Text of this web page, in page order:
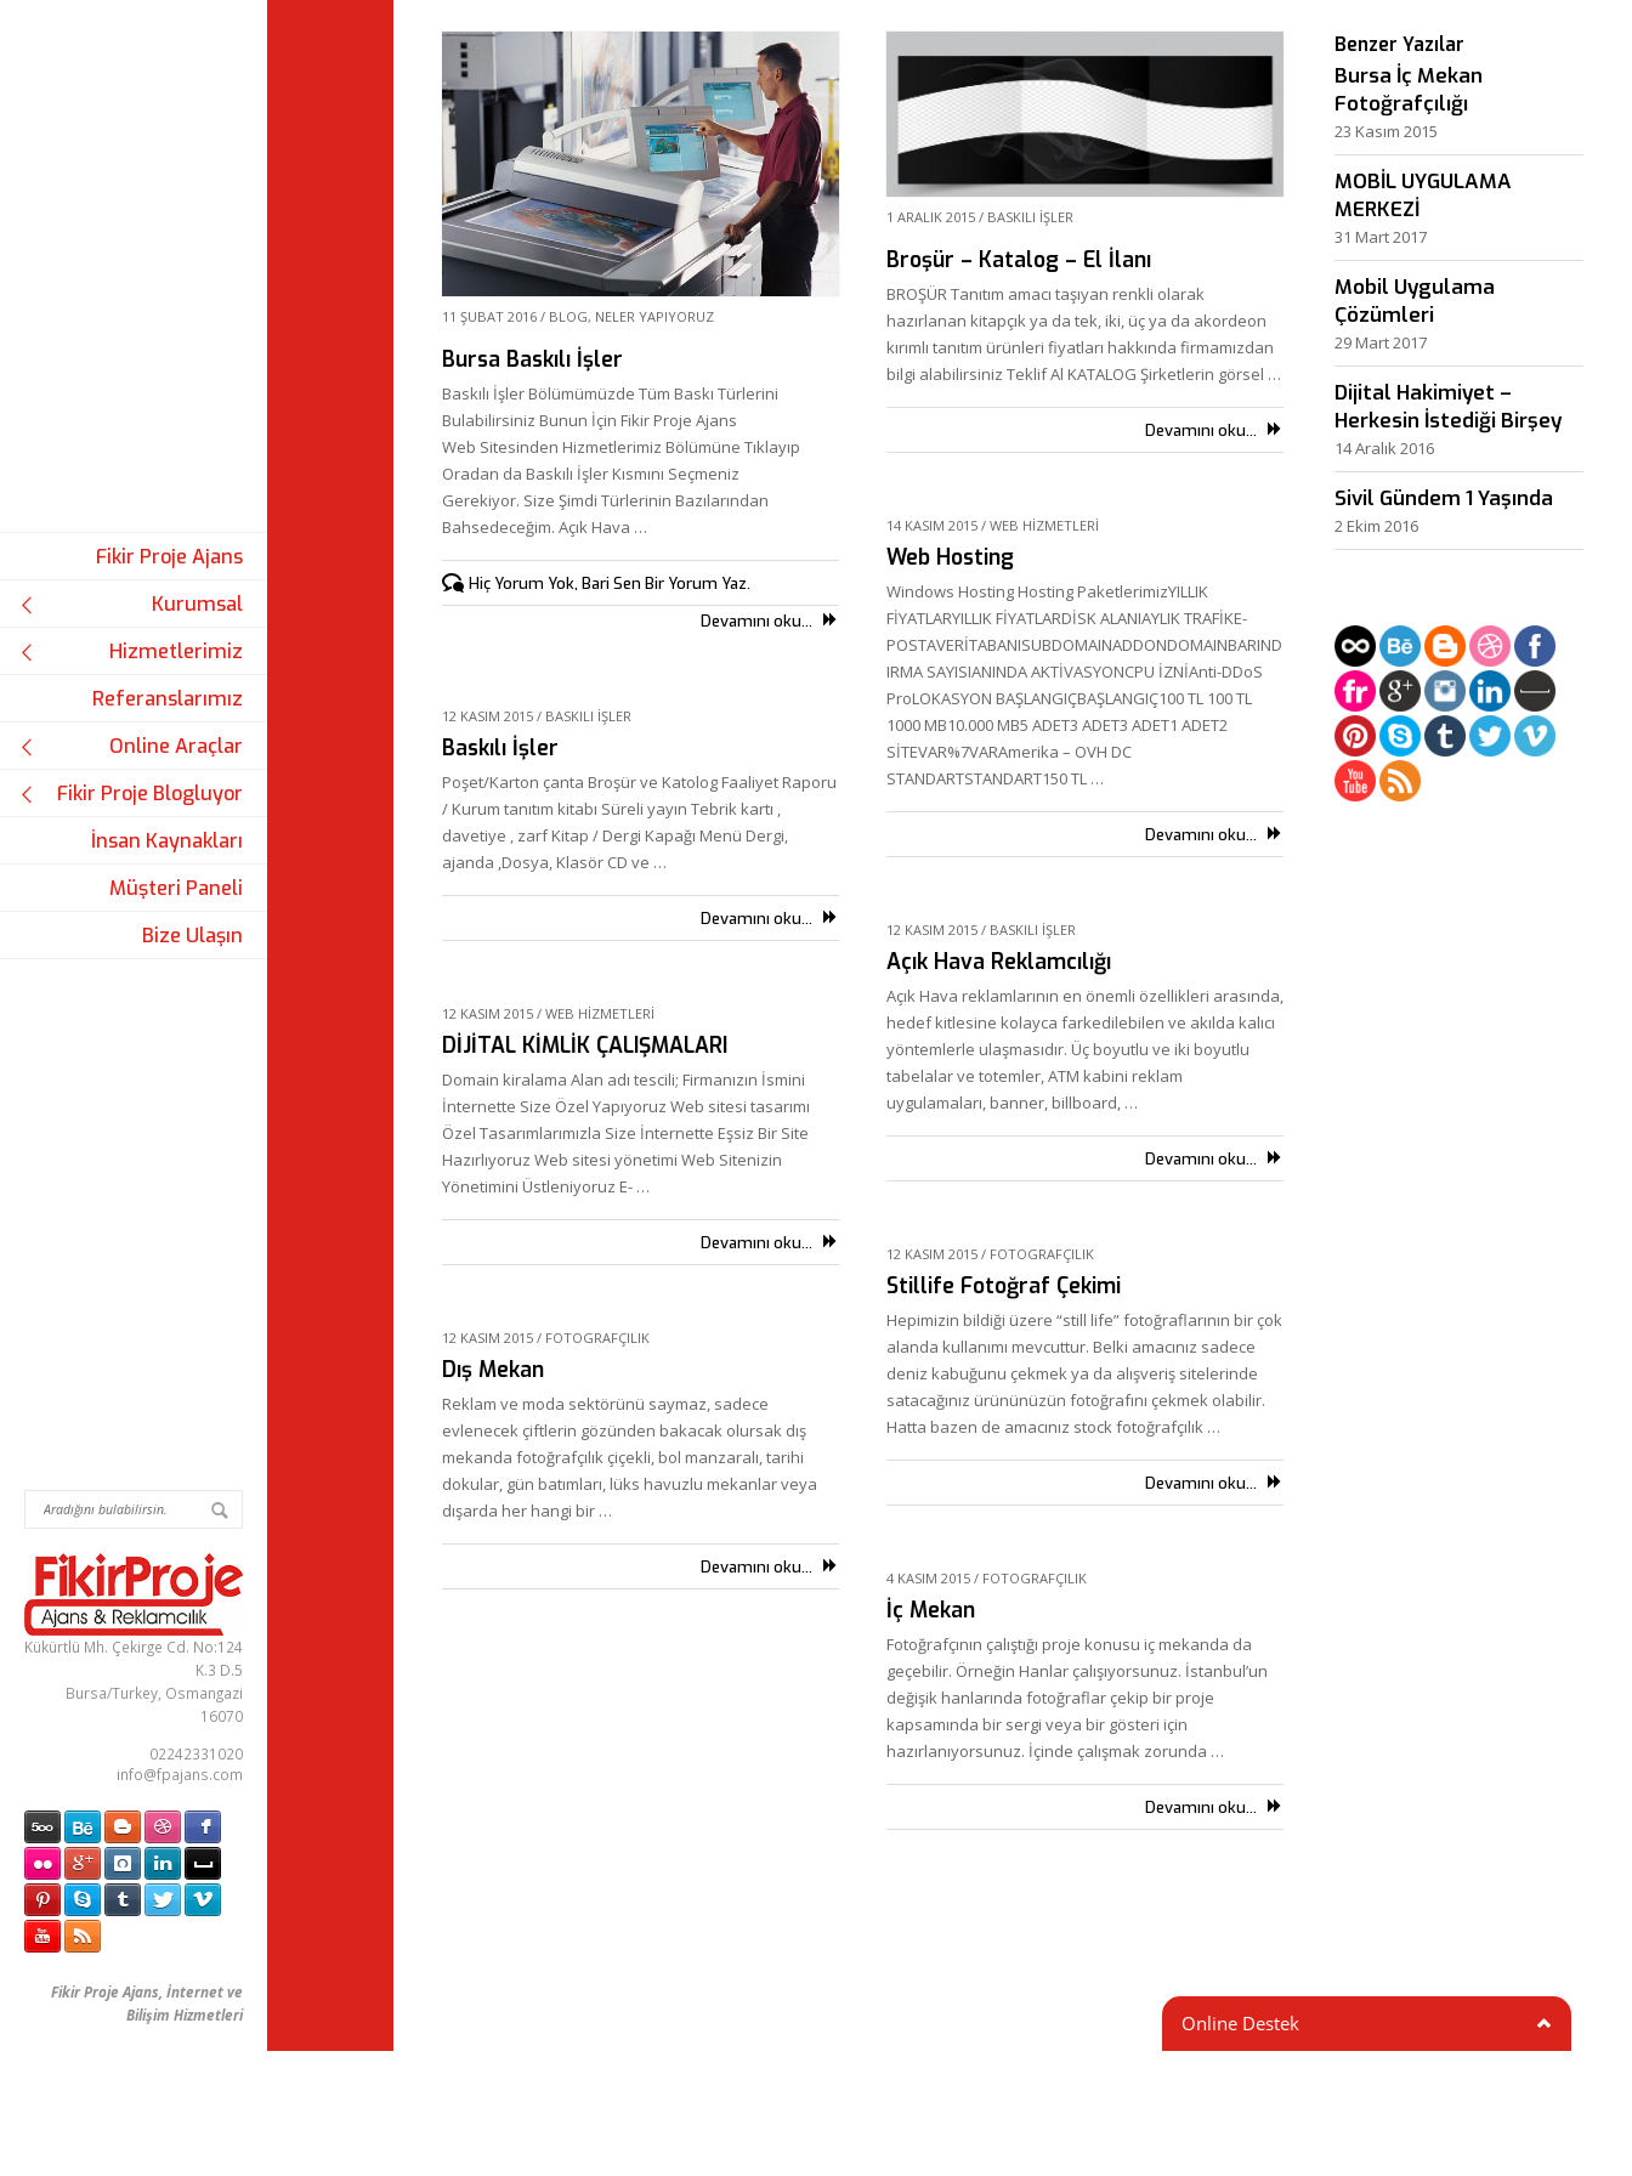
Fikir Proje Ajans
Kurumsal
Hizmetlerimiz
Referanslarımız
Online Araçlar
Fikir Proje Blogluyor
İnsan Kaynakları
Müşteri Paneli
Bize Ulaşın
Kükürtlü Mh. Çekirge Cd. No:124
K.3 D.5
Bursa/Turkey, Osmangazi
16070
02242331020
info@fpajans.com
Fikir Proje Ajans, İnternet ve
Bilişim Hizmetleri
11 ŞUBAT 2016 / BLOG, NELER YAPIYORUZ
Bursa Baskılı İşler
Baskılı İşler Bölümümüzde Tüm Baskı Türlerini
Bulabilirsiniz Bunun İçin Fikir Proje Ajans
Web Sitesinden Hizmetlerimiz Bölümüne Tıklayıp
Oradan da Baskılı İşler Kısmını Seçmeniz
Gerekiyor. Size Şimdi Türlerinin Bazılarından
Bahsedeceğim. Açık Hava …
Hiç Yorum Yok, Bari Sen Bir Yorum Yaz.
Devamını oku...
1 ARALIK 2015 / BASKILI İŞLER
Broşür – Katalog – El İlanı
BROŞÜR Tanıtım amacı taşıyan renkli olarak
hazırlanan kitapçık ya da tek, iki, üç ya da akordeon
kırımlı tanıtım ürünleri fiyatları hakkında firmamızdan
bilgi alabilirsiniz Teklif Al KATALOG Şirketlerin görsel …
Devamını oku...
14 KASIM 2015 / WEB HIZMETLERI
Web Hosting
Windows Hosting Hosting PaketlerimizYILLIK
FİYATLARYILLIK FİYATLARDİSK ALANIAYLIK TRAFİKE-
POSTAVERİTABANISUBDOMAINADDONDOMAINBARIND
IRMA SAYISIANINDA AKTİVASYONCPU İZNİAnti-DDoS
ProLOKASYON BAŞLANGIÇBAŞLANGIÇ100 TL 100 TL
1000 MB10.000 MB5 ADET3 ADET3 ADET1 ADET2
SİTEVAR%7VARAmerika – OVH DC
STANDARTSTANDART150 TL …
Devamını oku...
12 KASIM 2015 / BASKILI İŞLER
Baskılı İşler
Poşet/Karton çanta Broşür ve Katolog Faaliyet Raporu
/ Kurum tanıtım kitabı Süreli yayın Tebrik kartı ,
davetiye , zarf Kitap / Dergi Kapağı Menü Dergi,
ajanda ,Dosya, Klasör CD ve …
Devamını oku...
12 KASIM 2015 / BASKILI İŞLER
Açık Hava Reklamcılığı
Açık Hava reklamlarının en önemli özellikleri arasında,
hedef kitlesine kolayca farkedilebilen ve akılda kalıcı
yöntemlerle ulaşmasıdır. Üç boyutlu ve iki boyutlu
tabelalar ve totemler, ATM kabini reklam
uygulamaları, banner, billboard, …
Devamını oku...
12 KASIM 2015 / WEB HIZMETLERI
DİJİTAL KİMLİK ÇALIŞMALARI
Domain kiralama Alan adı tescili; Firmanızın İsmini
İnternette Size Özel Yapıyoruz Web sitesi tasarımı
Özel Tasarımlarımızla Size İnternette Eşsiz Bir Site
Hazırlıyoruz Web sitesi yönetimi Web Sitenizin
Yönetimini Üstleniyoruz E- …
Devamını oku...
12 KASIM 2015 / FOTOGRAFÇILIK
Stillife Fotoğraf Çekimi
Hepimizin bildiği üzere “still life” fotoğraflarının bir çok
alanda kullanımı mevcuttur. Belki amacınız sadece
deniz kabuğunu çekmek ya da alışveriş sitelerinde
satacağınız ürününüzün fotoğrafını çekmek olabilir.
Hatta bazen de amacınız stock fotoğrafçılık …
Devamını oku...
12 KASIM 2015 / FOTOGRAFÇILIK
Dış Mekan
Reklam ve moda sektörünü saymaz, sadece
evlenecek çiftlerin gözünden bakacak olursak dış
mekanda fotoğrafçılık çiçekli, bol manzaralı, tarihi
dokular, gün batımları, lüks havuzlu mekanlar veya
dışarda her hangi bir …
Devamını oku...
4 KASIM 2015 / FOTOGRAFÇILIK
İç Mekan
Fotoğrafçının çalıştığı proje konusu iç mekanda da
geçebilir. Örneğin Hanlar çalışıyorsunuz. İstanbul’un
değişik hanlarında fotoğraflar çekip bir proje
kapsamında bir sergi veya bir gösteri için
hazırlanıyorsunuz. İçinde çalışmak zorunda …
Devamını oku...
Benzer Yazılar
Bursa İç Mekan
Fotoğrafçılığı
23 Kasım 2015
MOBİL UYGULAMA
MERKEZİ
31 Mart 2017
Mobil Uygulama
Çözümleri
29 Mart 2017
Dijital Hakimiyet –
Herkesin İstediği Birşey
14 Aralık 2016
Sivil Gündem 1 Yaşında
2 Ekim 2016